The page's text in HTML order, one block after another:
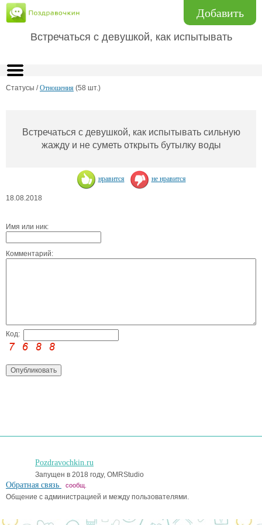
Добавить
Встречаться с девушкой, как испытывать
Статусы /Отношения (58 шт.)
Встречаться с девушкой, как испытывать сильную
жажду и не суметь открыть бутылку воды
нравится не нравится
18.08.2018
Имя или ник:
Комментарий:
Код:
Pozdravochkin.ru
Запущен в 2018 году, OMRStudio
Обратная связь сообщ.
Общение с администрацией и между пользователями.